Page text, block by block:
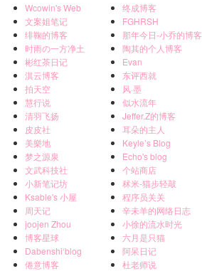
Wcowin's Web
文案姐笔记
绯鞠的博客
时雨の一方净土
彬红茶日记
淇云博客
拍天空
慧行说
清羽飞扬
皮皮社
美樂地
梦之源泉
文武科技社
小新笔记坊
Ksable's 小屋
周天记
joojen Zhou
博客星球
Dabenshi‘blog
倦意博客
终成博客
FGHRSH
那年今日-小乔的博客
陶其的个人博客
Evan
东评西就
风·墨
似水流年
Jeffer.Z的博客
耳朵的主人
Keyle’s Blog
Echo's blog
个站商店
秫米-猫步轻敲
程序员关关
辛未羊的网络日志
小徐的流水时光
六月是只猫
阿呆日记
杜老师说